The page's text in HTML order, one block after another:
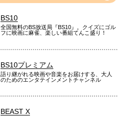
BS10
全国無料のBS放送局『BS10』。クイズにゴル
フに映画に麻雀、楽しい番組てんこ盛り！
BS10プレミアム
語り継がれる映画や音楽をお届けする、大人
のためのエンタテインメントチャンネル
BEAST X